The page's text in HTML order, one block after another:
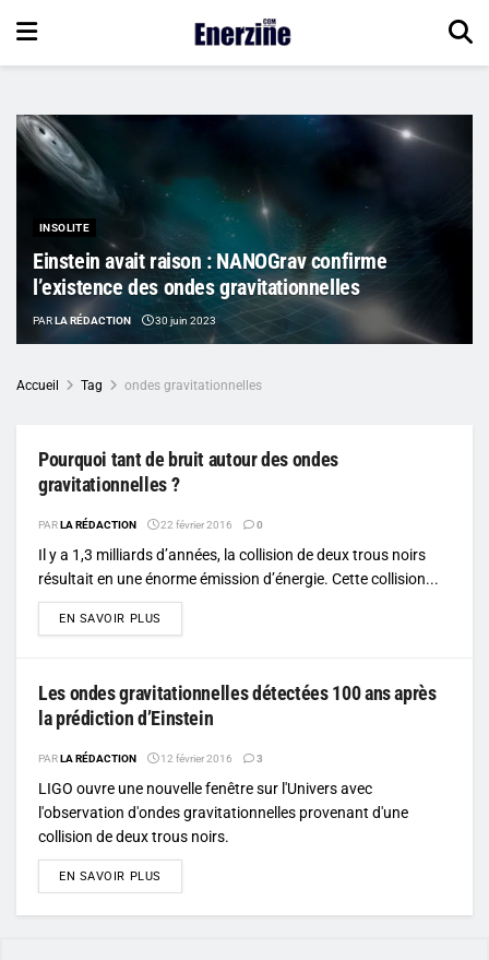
INSOLITE
Einstein avait raison : NANOGrav confirme
l’existence des ondes gravitationnelles
PARLA RÉDACTION 30 juin 2023
Accueil Tag ondes gravitationnelles
Pourquoi tant de bruit autour des ondes
gravitationnelles ?
PARLA RÉDACTION 22 février 2016 0
Il y a 1,3 milliards d’années, la collision de deux trous noirs
résultait en une énorme émission d’énergie. Cette collision...
EN SAVOIR PLUS
Les ondes gravitationnelles détectées 100 ans après
la prédiction d’Einstein
PARLA RÉDACTION 12 février 2016 3
LIGO ouvre une nouvelle fenêtre sur l'Univers avec
l'observation d'ondes gravitationnelles provenant d'une
collision de deux trous noirs.
EN SAVOIR PLUS